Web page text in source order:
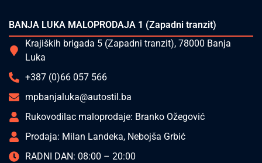
BANJA LUKA MALOPRODAJA 1 (Zapadni tranzit)
Krajiških brigada 5 (Zapadni tranzit), 78000 Banja
Luka
+387 (0)66 057 566
mpbanjaluka@autostil.ba
Rukovodilac maloprodaje: Branko Ožegović
Prodaja: Milan Landeka, Nebojša Grbić
RADNI DAN: 08:00 – 20:00